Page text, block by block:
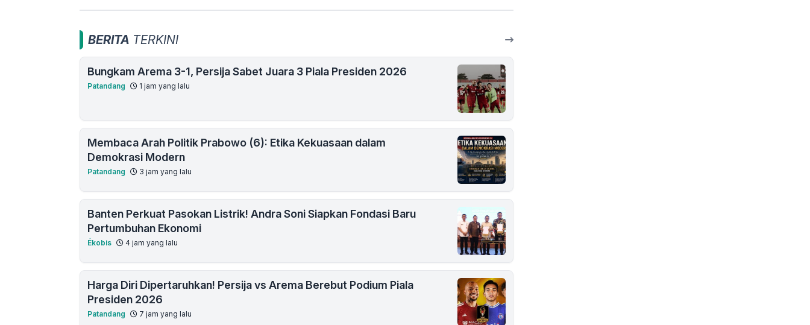
BERITA TERKINI
Bungkam Arema 3-1, Persija Sabet Juara 3 Piala Presiden 2026
Patandang 1 jam yang lalu
Membaca Arah Politik Prabowo (6): Etika Kekuasaan dalam
Demokrasi Modern
Patandang 3 jam yang lalu
Banten Perkuat Pasokan Listrik! Andra Soni Siapkan Fondasi Baru
Pertumbuhan Ekonomi
Ékobis 4 jam yang lalu
Harga Diri Dipertaruhkan! Persija vs Arema Berebut Podium Piala
Presiden 2026
Patandang 7 jam yang lalu